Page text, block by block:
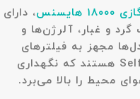
هایسنس
، دارای
و غبار، آلرژن‌ها و
مجهز به فیلترهای
قابل شست‌وشو یا سیستم Self-Clean هستند که نگهداری
محیط را بالا می‌برد.